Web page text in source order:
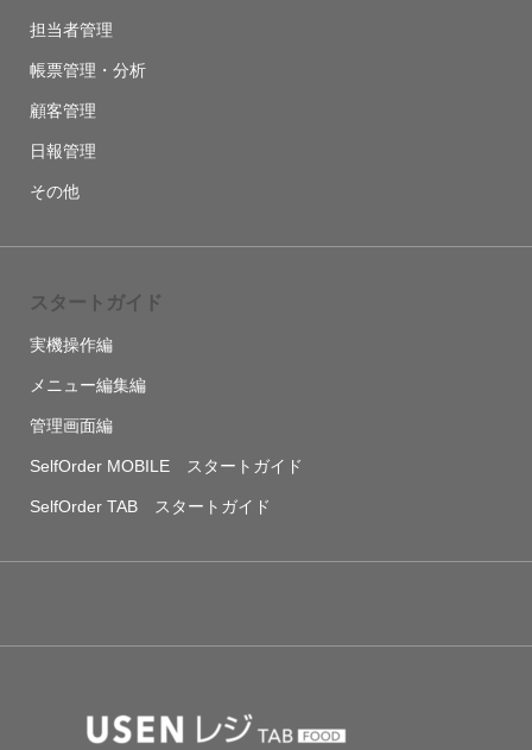
担当者管理
帳票管理・分析
顧客管理
日報管理
その他
スタートガイド
実機操作編
メニュー編集編
管理画面編
SelfOrder MOBILE スタートガイド
SelfOrder TAB スタートガイド